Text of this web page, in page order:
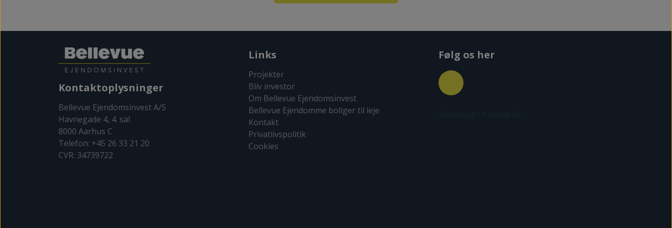
Kontaktoplysninger
Bellevue Ejendomsinvest A/S
Havnegade 4, 4. sal
8000 Aarhus C
Telefon: +45 26 33 21 20
CVR: 34739722
Links
Projekter
Bliv investor
Om Bellevue Ejendomsinvest
Bellevue Ejendomme boliger til leje
Kontakt
Privatlivspolitik
Cookies
Følg os her